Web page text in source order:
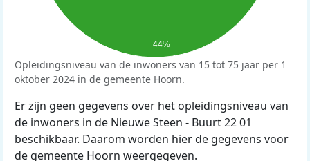
44%
Opleidingsniveau van de inwoners van 15 tot 75 jaar per 1
oktober 2024 in de gemeente Hoorn.
Er zijn geen gegevens over het opleidingsniveau van
de inwoners in de Nieuwe Steen - Buurt 22 01
beschikbaar. Daarom worden hier de gegevens voor
de gemeente Hoorn weergegeven.